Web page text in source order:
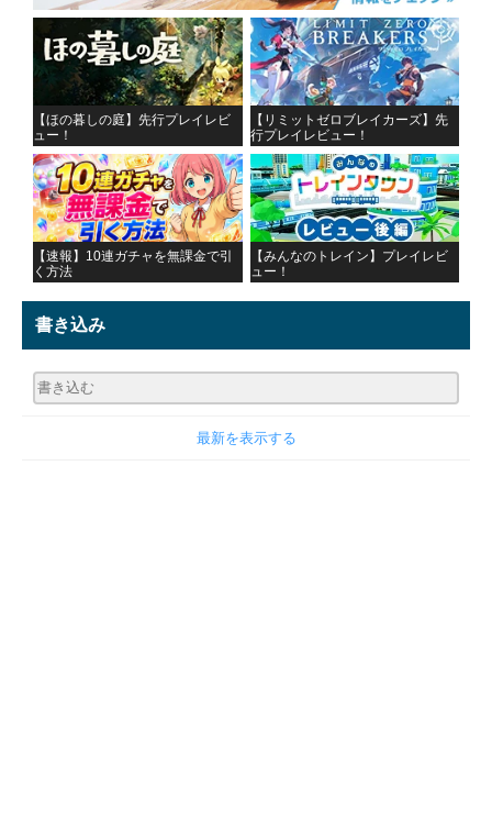
【ほの暮しの庭】先行プレイレビ
ュー！
【リミットゼロブレイカーズ】先
行プレイレビュー！
【速報】10連ガチャを無課金で引
く方法
【みんなのトレイン】プレイレビ
ュー！
書き込み
最新を表示する